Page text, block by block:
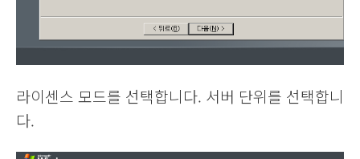
라이센스 모드를 선택합니다. 서버 단위를 선택합니
다.